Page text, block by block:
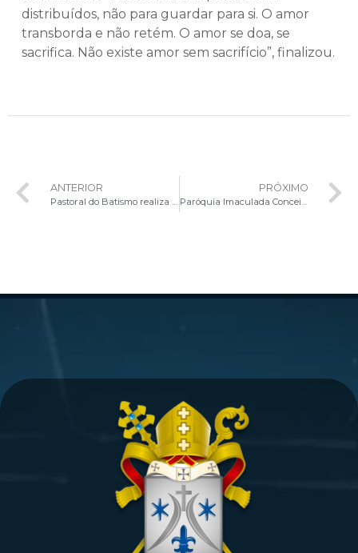
distribuídos, não para guardar para si. O amor
transborda e não retém. O amor se doa, se
sacrifica. Não existe amor sem sacrifício”, finalizou.
ANTERIOR
Pastoral do Batismo realiza peregrinação à Basílica de São Francisco de Assis
PRÓXIMO
Paróquia Imaculada Conceição de Maria recebe o evento “A Profecia do Avivamento”